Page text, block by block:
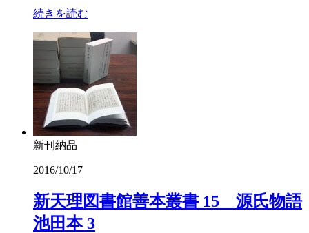
続きを読む
新刊納品
2016/10/17
新天理図書館善本叢書 15 源氏物語
池田本 3